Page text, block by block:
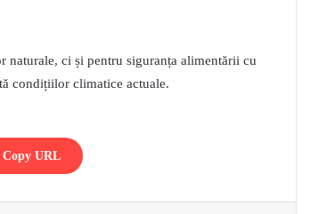
naturale, ci și pentru siguranța alimentării cu
condițiilor climatice actuale.
Copy URL